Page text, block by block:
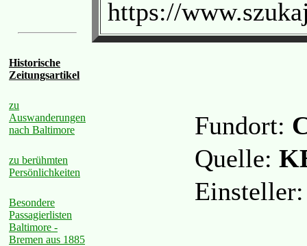
Historische
Zeitungsartikel
zu
Auswanderungen
nach Baltimore
zu berühmten
Persönlichkeiten
Besondere
Passagierlisten
Baltimore -
Bremen aus 1885
https://
Fundort:
Quelle: